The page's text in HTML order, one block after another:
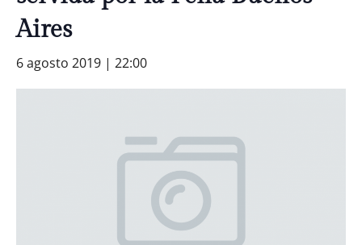
Aires
6 agosto 2019 | 22:00